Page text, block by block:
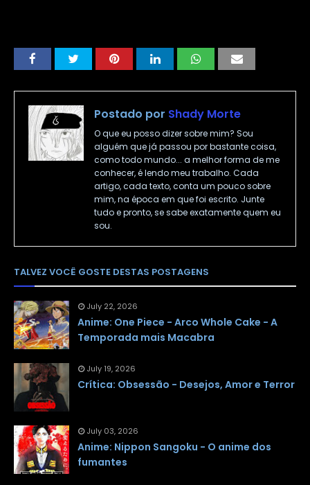
Postado por Shady Morte
O que eu posso dizer sobre mim? Sou
alguém que já passou por bastante coisa,
como todo mundo... a melhor forma de me
conhecer, é lendo meu trabalho. Cada
artigo, cada texto, conta um pouco sobre
mim, na época em que foi escrito. Junte
tudo e pronto, se sabe exatamente quem eu
sou.
TALVEZ VOCÊ GOSTE DESTAS POSTAGENS
July 22, 2026
Anime: One Piece - Arco Whole Cake - A
Temporada mais Macabra
July 19, 2026
Crítica: Obsessão - Desejos, Amor e Terror
July 03, 2026
Anime: Nippon Sangoku - O anime dos
fumantes